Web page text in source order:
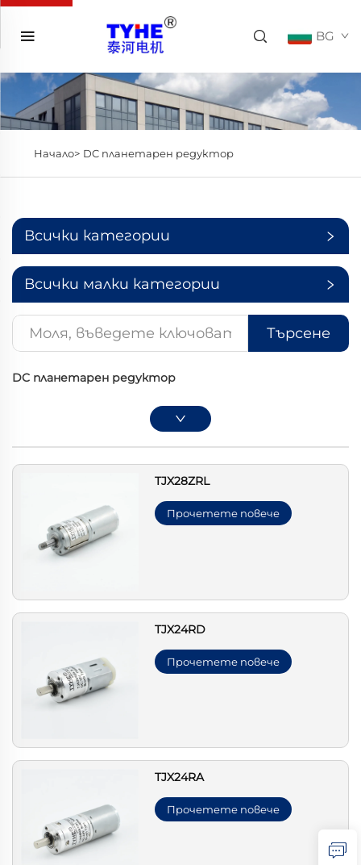
BG
Начало> DC планетарен редуктор
Всички категории
Всички малки категории
Търсене
DC планетарен редуктор
TJX28ZRL
Прочетете повече
TJX24RD
Прочетете повече
TJX24RA
Прочетете повече